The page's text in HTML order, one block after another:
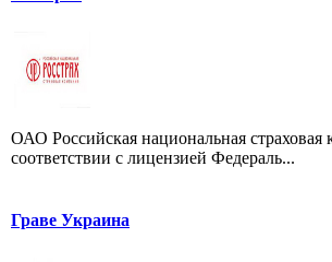
ОАО Российская национальная страховая
соответствии с лицензией Федераль...
Граве Украина